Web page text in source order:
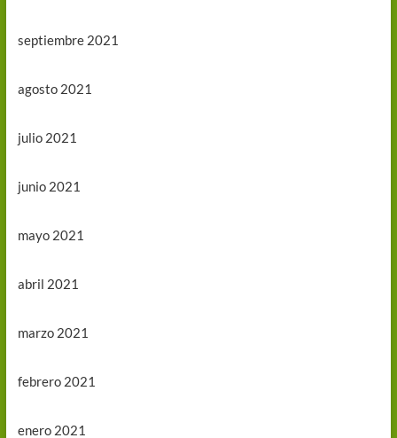
septiembre 2021
agosto 2021
julio 2021
junio 2021
mayo 2021
abril 2021
marzo 2021
febrero 2021
enero 2021